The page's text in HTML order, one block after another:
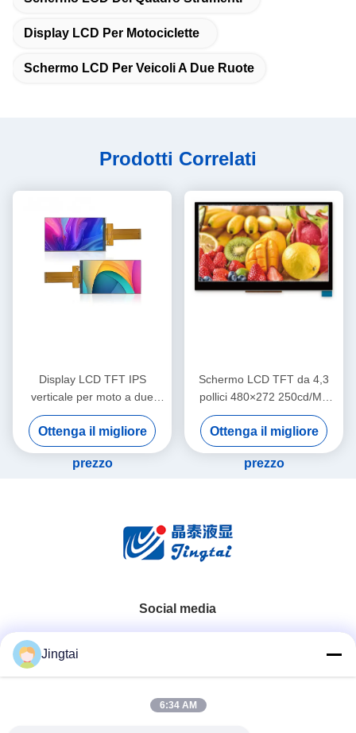
Display LCD Per Motociclette
Schermo LCD Per Veicoli A Due Ruote
Prodotti Correlati
Display LCD TFT IPS
verticale per moto a due
ruote da 5,0 pollici con
risoluzione 480×854
Ottenga il migliore
prezzo
Schermo LCD TFT da 4,3
pollici 480×272 250cd/M2
Display LCD per cruscotto
moto elettriche
Ottenga il migliore
prezzo
Social media
0086-755-27491128
Jingtai
6:34 AM